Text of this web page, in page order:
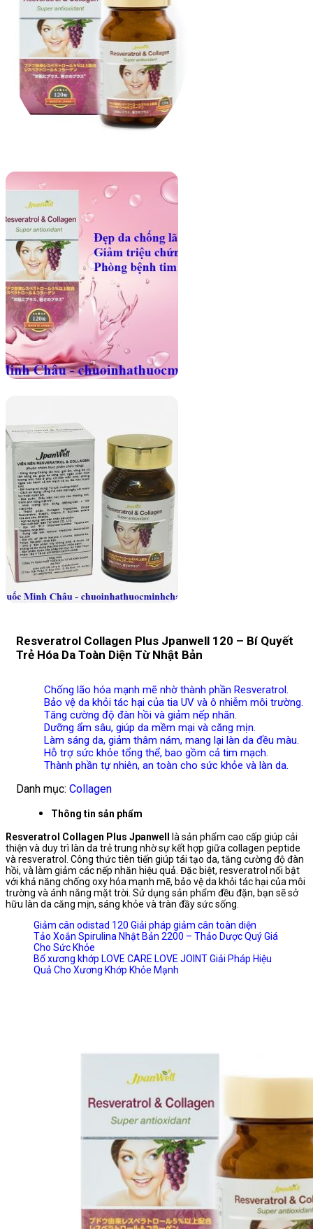
Resveratrol Collagen Plus Jpanwell 120 – Bí Quyết
Trẻ Hóa Da Toàn Diện Từ Nhật Bản
Chống lão hóa mạnh mẽ nhờ thành phần Resveratrol.
Bảo vệ da khỏi tác hại của tia UV và ô nhiễm môi trường.
Tăng cường độ đàn hồi và giảm nếp nhăn.
Dưỡng ẩm sâu, giúp da mềm mại và căng mịn.
Làm sáng da, giảm thâm nám, mang lại làn da đều màu.
Hỗ trợ sức khỏe tổng thể, bao gồm cả tim mạch.
Thành phần tự nhiên, an toàn cho sức khỏe và làn da.
Danh mục: Collagen
Thông tin sản phẩm
Resveratrol Collagen Plus Jpanwell
là sản phẩm cao cấp giúp cải
thiện và duy trì làn da trẻ trung nhờ sự kết hợp giữa collagen peptide
và resveratrol. Công thức tiên tiến giúp tái tạo da, tăng cường độ đàn
hồi, và làm giảm các nếp nhăn hiệu quả. Đặc biệt, resveratrol nổi bật
với khả năng chống oxy hóa mạnh mẽ, bảo vệ da khỏi tác hại của môi
trường và ánh nắng mặt trời. Sử dụng sản phẩm đều đặn, bạn sẽ sở
hữu làn da căng mịn, sáng khỏe và tràn đầy sức sống.
Giảm cân odistad 120 Giải pháp giảm cân toàn diện
Tảo Xoắn Spirulina Nhật Bản 2200 – Thảo Dược Quý Giá
Cho Sức Khỏe
Bổ xương khớp LOVE CARE LOVE JOINT Giải Pháp Hiệu
Quả Cho Xương Khớp Khỏe Mạnh